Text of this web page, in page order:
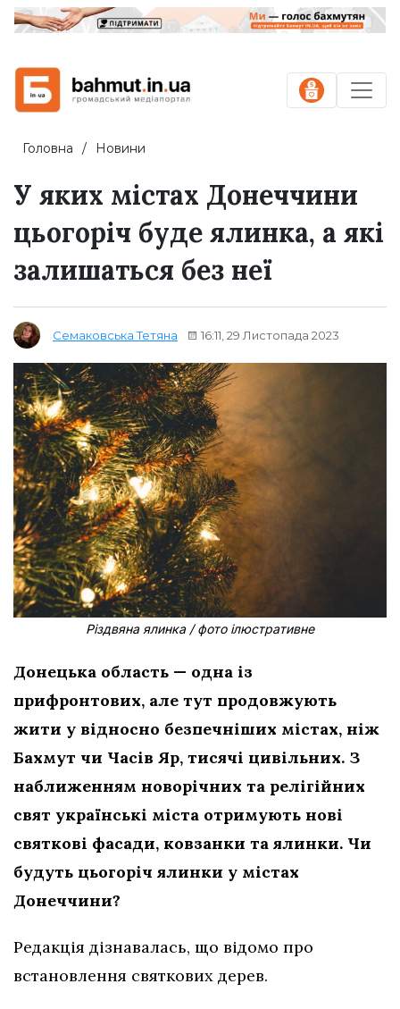
Головна Новини
У яких містах Донеччини
цьогоріч буде ялинка, а які
залишаться без неї
Семаковська Тетяна 16:11, 29 Листопада 2023
Різдвяна ялинка / фото ілюстративне
Донецька область — одна із
прифронтових, але тут продовжують
жити у відносно безпечніших містах, ніж
Бахмут чи Часів Яр, тисячі цивільних. З
наближенням новорічних та релігійних
свят українські міста отримують нові
святкові фасади, ковзанки та ялинки. Чи
будуть цьогоріч ялинки у містах
Донеччини?
Редакція дізнавалась, що відомо про
встановлення святкових дерев.